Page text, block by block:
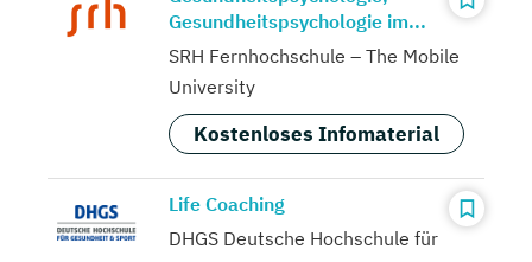
Gesundheitspsychologie im...
SRH Fernhochschule – The Mobile
University
Kostenloses Infomaterial
Life Coaching
DHGS Deutsche Hochschule für